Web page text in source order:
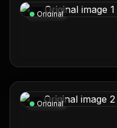
Original
Original